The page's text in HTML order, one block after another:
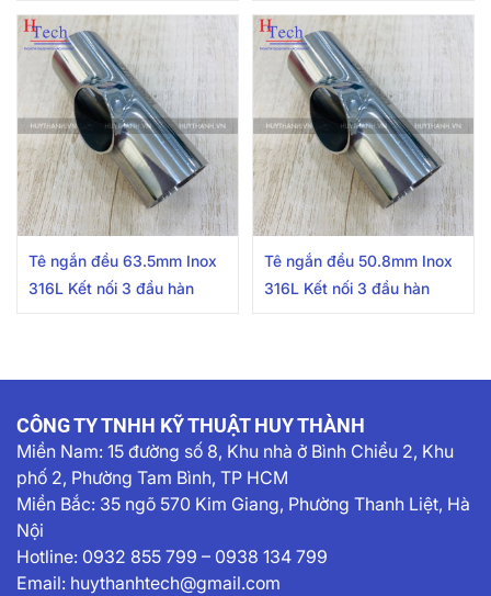
Tê ngắn đều 63.5mm Inox
316L Kết nối 3 đầu hàn
Tê ngắn đều 50.8mm Inox
316L Kết nối 3 đầu hàn
CÔNG TY TNHH KỸ THUẬT HUY THÀNH
Miền Nam: 15 đường số 8, Khu nhà ở Bình Chiểu 2, Khu
phố 2, Phường Tam Bình, TP HCM
Miền Bắc: 35 ngõ 570 Kim Giang, Phường Thanh Liệt, Hà
Nội
Hotline: 0932 855 799 – 0938 134 799
Email: huythanhtech@gmail.com